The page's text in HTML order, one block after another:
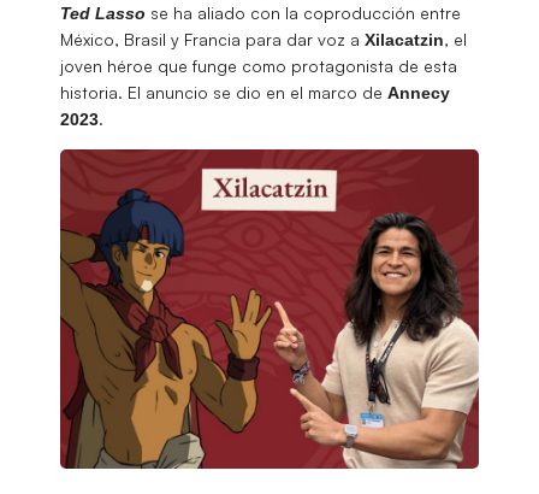
Ted Lasso se ha aliado con la coproducción entre
México, Brasil y Francia para dar voz a Xilacatzin, el
joven héroe que funge como protagonista de esta
historia. El anuncio se dio en el marco de Annecy
2023.